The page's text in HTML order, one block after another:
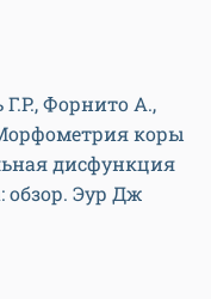
Форнито А.,
коры
дисфункция
обзор. Эур Дж